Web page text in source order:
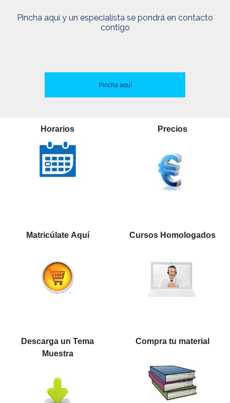
Pincha aquí y un especialista se pondrá en contacto
contigo
Pincha aquí
Horarios Precios
Matricúlate Aquí Cursos Homologados
Descarga un Tema
Muestra
Compra tu material